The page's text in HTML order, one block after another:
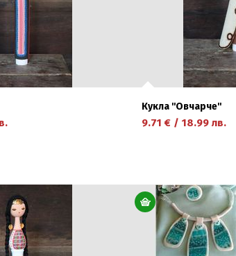
Кукла ''Овчарче''
9.71 € / 18.99 лв.
научете повече